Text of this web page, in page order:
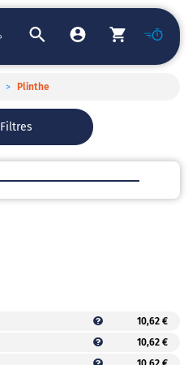
> Plinthe
Filtres
10,62 €
10,62 €